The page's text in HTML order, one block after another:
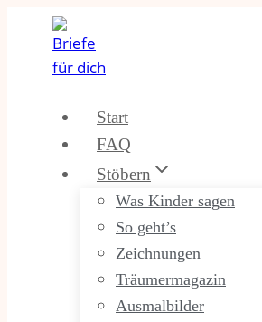
springen
Start
FAQ
Stöbern
Was Kinder sagen
So geht’s
Zeichnungen
Träumermagazin
Ausmalbilder